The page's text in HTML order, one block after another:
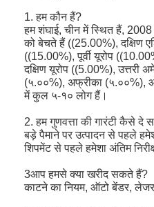
लेजर काटने की मशीन
स्टील काटने नियम
उपकरण मरने के काटने
ऑटो शराबी मशीन
1. हम कौन हैं?
हम शंघाई, चीन में स्थित हैं,
को बेचते हैं ((25.00%), दक्षिण
((15.00%), पूर्वी यूरोप
दक्षिण यूरोप ((5.00%), उत्तरी
(५.००%), अफ्रीका (५.००%),
में कुल ५-१० लोग हैं।
2. हम गुणवत्ता की गारंटी कैसे दे
बड़े पैमाने पर उत्पादन से पहले
शिपमेंट से पहले हमेशा अंतिम
3आप हमसे क्या खरीद सकते हैं?
काटने का नियम, ऑटो बेंडर,